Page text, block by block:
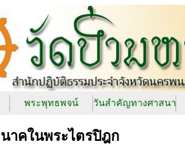
พระพุทธพจน์ วันสำคัญทางศาสนา
นาคในพระไตรปิฎก